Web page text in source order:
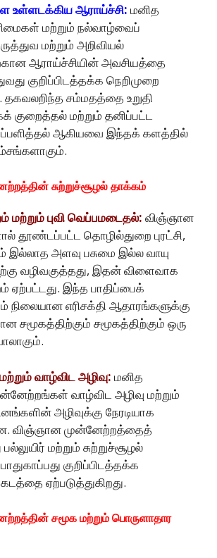
உள்ளடக்கிய ஆராய்ச்சி: மனித
மற்றும் நல்வாழ்வைப்
மற்றும் அறிவியல்
ஆராய்ச்சியின் அவசியத்தை
குறிப்பிடத்தக்க நெறிமுறை
சம்மதத்தை உறுதி
குறைத்தல் மற்றும் தனிப்பட்ட
ஆகியவை இந்தக் களத்தில்
சுற்றுச்சூழல் தாக்கம்
மற்றும் புவி வெப்பமடைதல்: விஞ்ஞான
தூண்டப்பட்ட தொழில்துறை புரட்சி,
அளவு பசுமை இல்ல வாயு
வழிவகுத்தது, இதன் விளைவாக
ஏற்பட்டது. இந்த பாதிப்பைக்
நிலையான எரிசக்தி ஆதாரங்களுக்கு
சமூகத்திற்கும் சமூகத்திற்கும் ஒரு
வாழ்விட அழிவு: மனித
வாழ்விட அழிவு மற்றும்
அழிவுக்கு நேரடியாக
விஞ்ஞான முன்னேற்றத்தைத்
மற்றும் சுற்றுச்சூழல்
குறிப்பிடத்தக்க
ஏற்படுத்துகிறது.
சமூக மற்றும் பொருளாதார